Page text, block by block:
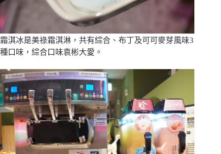
霜淇冰是美祿霜淇淋，共有綜合、布丁及可可麥芽風味3
種口味，綜合口味袁彬大愛。